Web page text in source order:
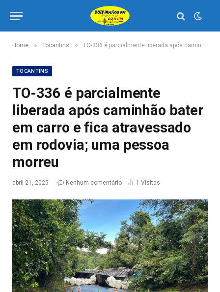
Home » Tocantins » TO-336 é parcialmente liberada após caminhão bater em carro e fica atravessado em rodovia; uma pessoa morreu
TOCANTINS
TO-336 é parcialmente
liberada após caminhão bater
em carro e fica atravessado
em rodovia; uma pessoa
morreu
abril 21, 2025 Nenhum comentário 1 Visitas